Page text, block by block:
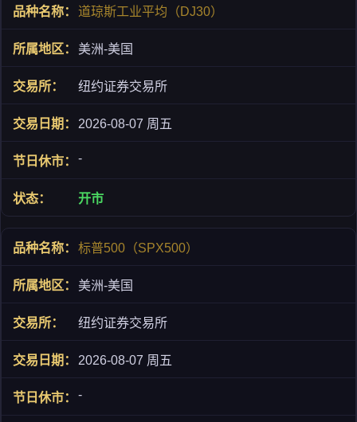
道琼斯工业平均（DJ30）
美洲-美国
纽约证券交易所
2026-08-07 周五
-
开市
标普500（SPX500）
美洲-美国
纽约证券交易所
2026-08-07 周五
-